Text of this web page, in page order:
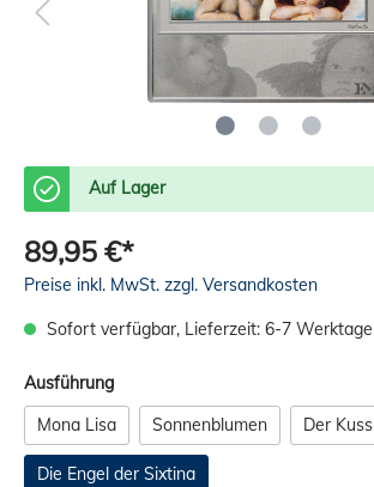
Auf Lager
89,95 €*
Preise inkl. MwSt. zzgl. Versandkosten
Sofort verfügbar, Lieferzeit: 6-7 Werktage
Ausführung
Mona Lisa
Sonnenblumen Der Kuss
Die Engel der Sixtina